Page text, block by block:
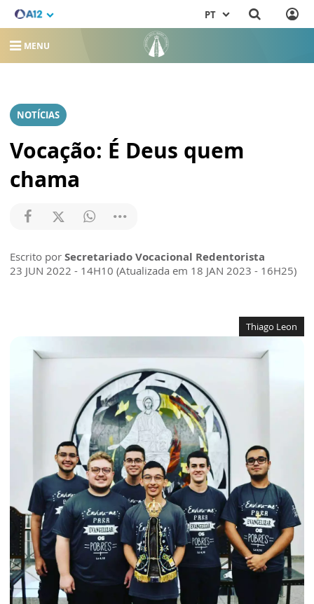
PT
MENU
NOTÍCIAS
Vocação: É Deus quem
chama
Escrito por Secretariado Vocacional Redentorista
23 JUN 2022 - 14H10 (Atualizada em 18 JAN 2023 - 16H25)
Thiago Leon